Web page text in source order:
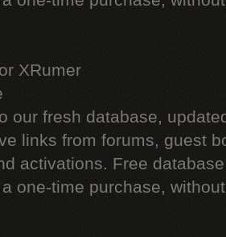
XRumer
our fresh database,
links from forums, guest
activations. Free
one-time purchase,